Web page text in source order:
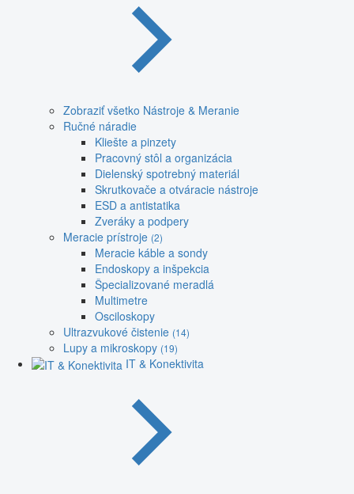
Zobraziť všetko Nástroje & Meranie
Ručné náradie
Kliešte a pinzety
Pracovný stôl a organizácia
Dielenský spotrebný materiál
Skrutkovače a otváracie nástroje
ESD a antistatika
Zveráky a podpery
Meracie prístroje (2)
Meracie káble a sondy
Endoskopy a inšpekcia
Špecializované meradlá
Multimetre
Osciloskopy
Ultrazvukové čistenie (14)
Lupy a mikroskopy (19)
IT & Konektivita